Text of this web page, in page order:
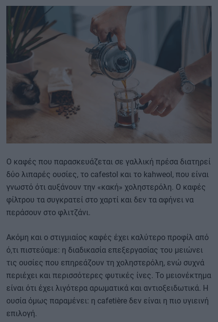
Ο καφές που παρασκευάζεται σε γαλλική πρέσα διατηρεί
δύο λιπαρές ουσίες, το cafestol και το kahweol, που είναι
γνωστό ότι αυξάνουν την «κακή» χοληστερόλη. Ο καφές
φίλτρου τα συγκρατεί στο χαρτί και δεν τα αφήνει να
περάσουν στο φλιτζάνι.
Ακόμη και ο στιγμιαίος καφές έχει καλύτερο προφίλ από
ό,τι πιστεύαμε: η διαδικασία επεξεργασίας του μειώνει
τις ουσίες που επηρεάζουν τη χοληστερόλη, ενώ συχνά
περιέχει και περισσότερες φυτικές ίνες. Το μειονέκτημα
είναι ότι έχει λιγότερα αρωματικά και αντιοξειδωτικά. Η
ουσία όμως παραμένει: η cafetière δεν είναι η πιο υγιεινή
επιλογή.